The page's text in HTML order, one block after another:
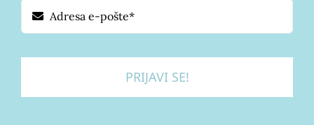
PRIJAVI SE!